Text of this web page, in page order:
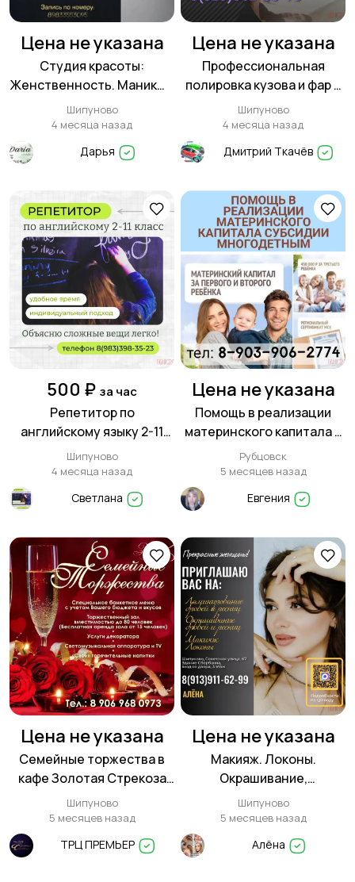
Цена не указана
Студия красоты:
Женственность. Маникюр
и педикюр в Шипуново
Шипуново
4 месяца назад
Дарья
Цена не указана
Профессиональная
полировка кузова и фар в
Шипуново! 8(913)361-85-
79
Шипуново
4 месяца назад
Дмитрий Ткачёв
500 ₽ за час
Репетитор по
английскому языку 2-11
класс, в Шипуново
Шипуново
4 месяца назад
Светлана
Цена не указана
Помощь в реализации
материнского капитала и
субсидии многодетным
семьям!
Рубцовск
5 месяцев назад
Евгения
Цена не указана
Семейные торжества в
кафе Золотая Стрекоза
Шипуново
Шипуново
5 месяцев назад
ТРЦ ПРЕМЬЕР
Цена не указана
Макияж. Локоны.
Окрашивание,
ламинирование,
коррекция бровей и
ресниц в Шипуново
Шипуново
5 месяцев назад
Алёна